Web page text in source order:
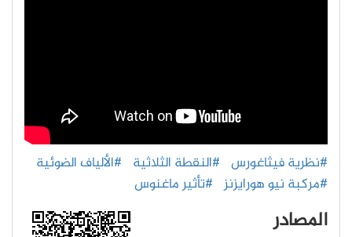
#نظرية فيثاغورس #النقطة الثلاثية #الألياف الضوئية
#مركبة نيو هورايزنز #تأثير ماغنوس
المصادر